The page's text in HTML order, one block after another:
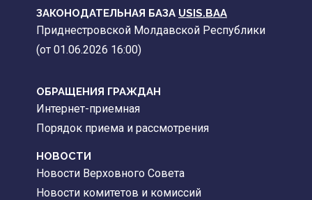
ЗАКОНОДАТЕЛЬНАЯ БАЗА USIS.BAA
Приднестровской Молдавской Республики
(от 01.06.2026 16:00)
ОБРАЩЕНИЯ ГРАЖДАН
Интернет-приемная
Порядок приема и рассмотрения
НОВОСТИ
Новости Верховного Совета
Новости комитетов и комиссий